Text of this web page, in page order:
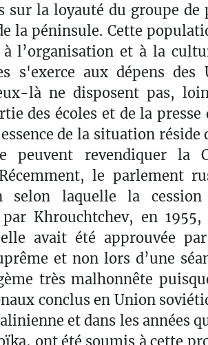
sur la loyauté du groupe de
la péninsule. Cette
l’organisation et à la
s'exerce aux dépens des
là ne disposent pas,
des écoles et de la
de la situation
peuvent revendiquer la
le parlement
selon laquelle la
Khrouchtchev, en
avait été approuvée
et non lors d’une
très malhonnête
conclus en Union
et dans les années
ont été soumis à cette